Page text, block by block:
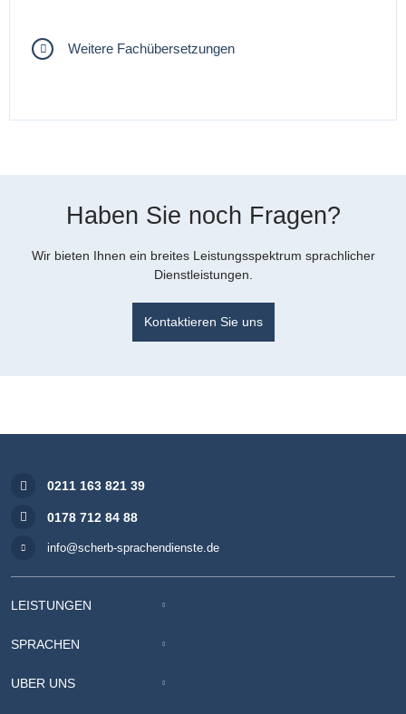
Weitere Fachübersetzungen
Haben Sie noch Fragen?
Wir bieten Ihnen ein breites Leistungsspektrum sprachlicher
Dienstleistungen.
Kontaktieren Sie uns
0211 163 821 39
0178 712 84 88
info@scherb-sprachendienste.de
LEISTUNGEN
SPRACHEN
ÜBER UNS